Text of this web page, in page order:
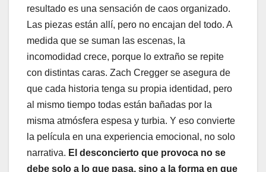
resultado es una sensación de caos organizado.
Las piezas están allí, pero no encajan del todo. A
medida que se suman las escenas, la
incomodidad crece, porque lo extraño se repite
con distintas caras. Zach Cregger se asegura de
que cada historia tenga su propia identidad, pero
al mismo tiempo todas están bañadas por la
misma atmósfera espesa y turbia. Y eso convierte
la película en una experiencia emocional, no solo
narrativa. El desconcierto que provoca no se
debe solo a lo que pasa, sino a la forma en que